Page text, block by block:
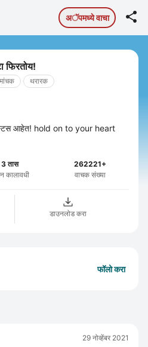
अॅपमध्ये वाचा 
फिरतोय!
थरारक
आहेत! hold on to your heart
3 तास
कालावधी
262221+
वाचक संख्या
डाउनलोड करा
फॉलो करा
29 नोव्हेंबर 2021